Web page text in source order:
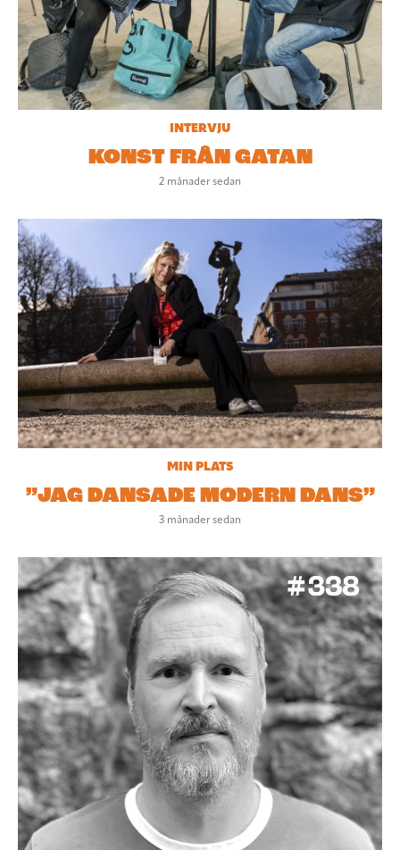
INTERVJU
KONST FRÅN GATAN
2 månader sedan
MIN PLATS
”JAG DANSADE MODERN DANS”
3 månader sedan